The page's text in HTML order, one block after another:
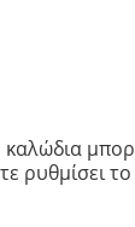
ρυθμίσει